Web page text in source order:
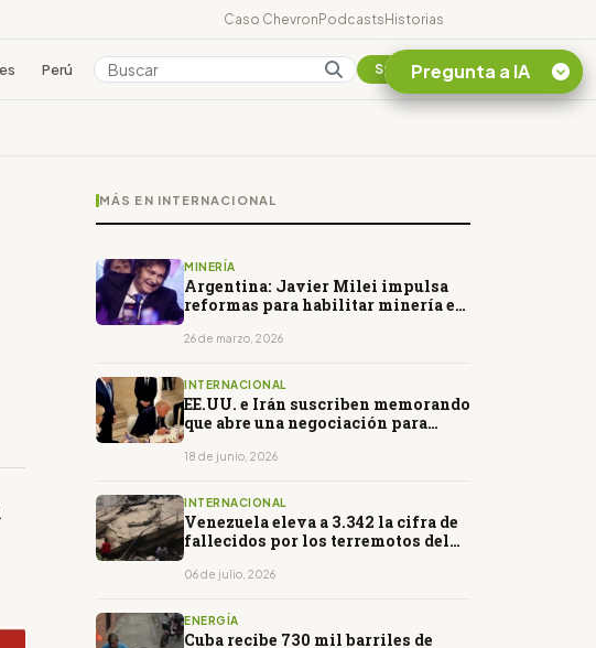
Caso ChevronPodcastsHistorias
Perú Colombia Suscribirse
MÁS EN INTERNACIONAL
MINERÍA
Argentina: Javier Milei impulsa
reformas para habilitar minería en
26 de marzo, 2026
INTERNACIONAL
EE.UU. e Irán suscriben memorando
que abre una negociación para
18 de junio, 2026
INTERNACIONAL
Venezuela eleva a 3.342 la cifra de
fallecidos por los terremotos del
06 de julio, 2026
ENERGÍA
Cuba recibe 730 mil barriles de
Pregunta a IA
¿En que consiste la